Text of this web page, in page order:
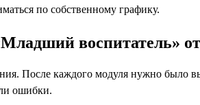
по собственному графику.
воспитатель»
После каждого модуля нужно было
ошибки.